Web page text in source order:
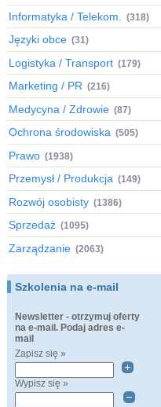
Informatyka / Telekom. (318)
Języki obce (31)
Logistyka / Transport (179)
Marketing / PR (216)
Medycyna / Zdrowie (87)
Ochrona środowiska (505)
Prawo (1938)
Przemysł / Produkcja (149)
Rozwój osobisty (1386)
Sprzedaż (1095)
Zarządzanie (2063)
Szkolenia na e-mail
Newsletter - otrzymuj oferty
na e-mail. Podaj adres e-
mail
Zapisz się »
Wypisz się »